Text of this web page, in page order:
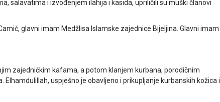
salavatima i izvođenjem ilahija i kasida, upriličili su muški članovi
glavni imam Medžlisa Islamske zajednice Bijeljina. Glavni imam
zajedničkim kafama, a potom klanjem kurbana, porodičnim
uspješno je obavljeno i prikupljanje kurbanskih kožica i